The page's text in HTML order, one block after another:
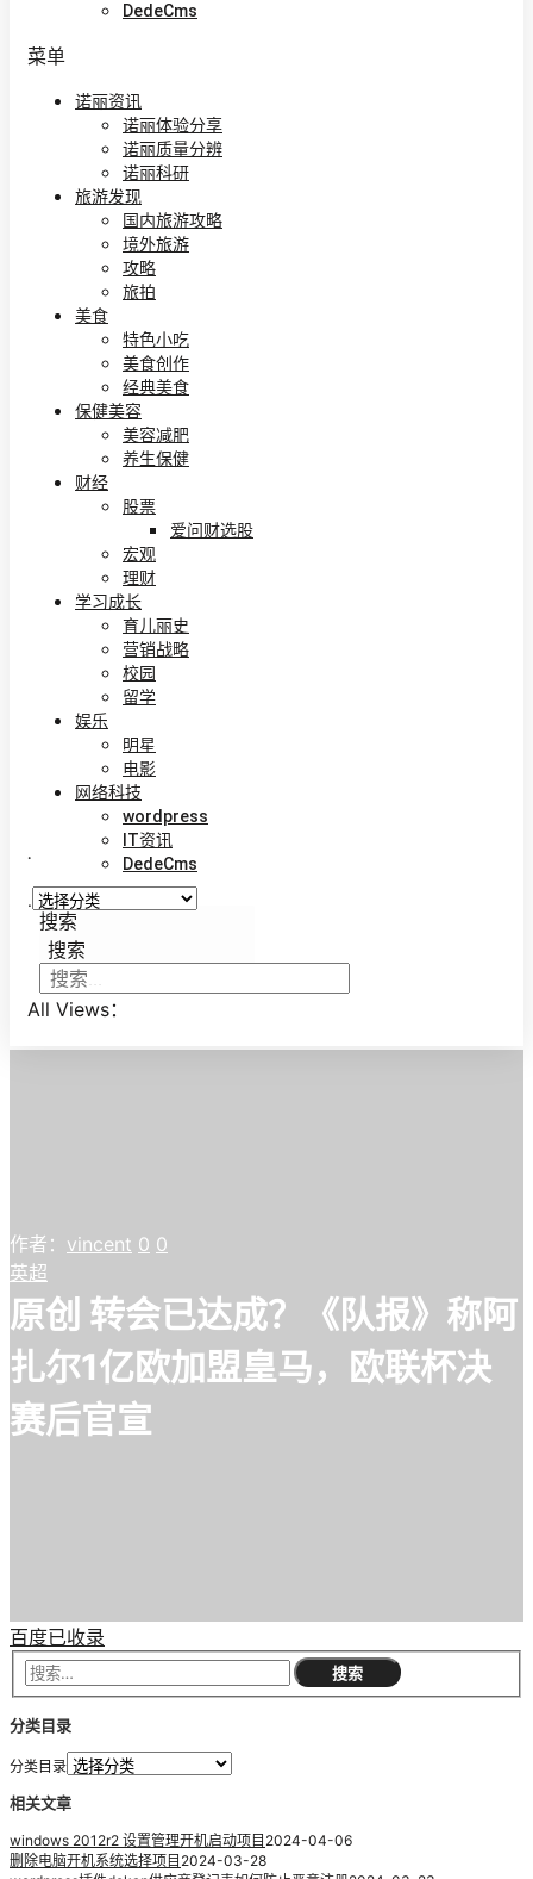
DedeCms
菜单
诺丽资讯
诺丽体验分享
诺丽质量分辨
诺丽科研
旅游发现
国内旅游攻略
境外旅游
攻略
旅拍
美食
特色小吃
美食创作
经典美食
保健美容
美容减肥
养生保健
财经
股票
爱问财选股
宏观
理财
学习成长
育儿丽史
营销战略
校园
留学
娱乐
明星
电影
网络科技
wordpress
IT资讯
DedeCms
.
.
搜索
搜索
All Views：
作者： vincent 0 0
英超
原创 转会已达成？《队报》称阿
扎尔1亿欧加盟皇马，欧联杯决
赛后官宣
百度已收录
分类目录
分类目录
相关文章
windows 2012r2 设置管理开机启动项目 2024-04-06
删除电脑开机系统选择项目 2024-03-28